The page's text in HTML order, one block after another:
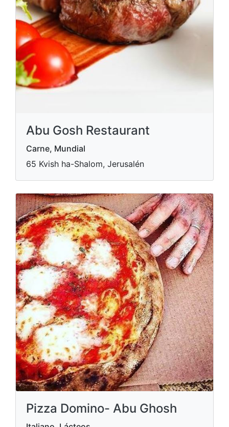
Abu Gosh Restaurant
Carne, Mundial
65 Kvish ha-Shalom, Jerusalén
Pizza Domino- Abu Ghosh